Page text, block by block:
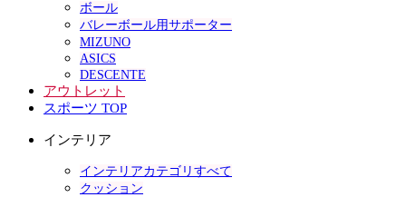
ボール
バレーボール用サポーター
MIZUNO
ASICS
DESCENTE
アウトレット
スポーツ TOP
インテリア
インテリアカテゴリすべて
クッション